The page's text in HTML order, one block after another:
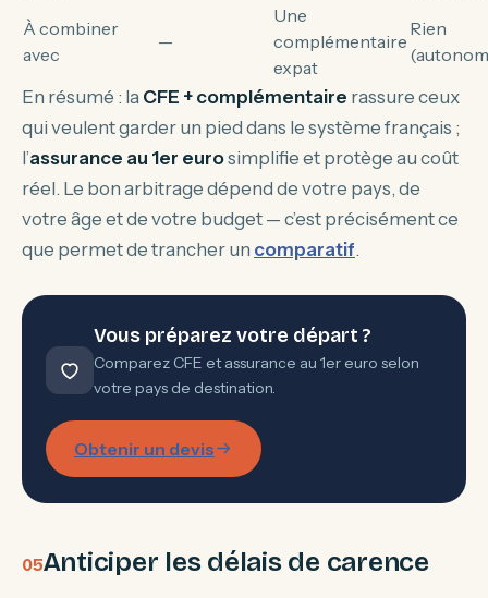
À combiner
avec
—
Une
complémentaire
expat
Rien
En résumé : la CFE + complémentaire rassure ceux
qui veulent garder un pied dans le système français ;
l’assurance au 1er eurosimplifie et protège au coût
réel. Le bon arbitrage dépend de votre pays, de
votre âge et de votre budget — c’est précisément ce
que permet de trancher un comparatif.
Vous préparez votre départ ?
Comparez CFE et assurance au 1er euro selon
votre pays de destination.
Obtenir un devis
Anticiper les délais de carence